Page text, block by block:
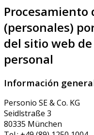
Procesamiento
(personales)
del sitio web
personal
Información
Personio SE & Co. KG
Seidlstraße 3
80335 München